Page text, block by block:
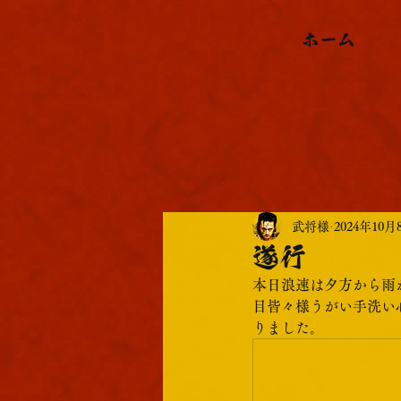
ホーム
遂行
武将様 2024年10月
本日浪速は夕方から
目皆々様うがい手洗
りました。